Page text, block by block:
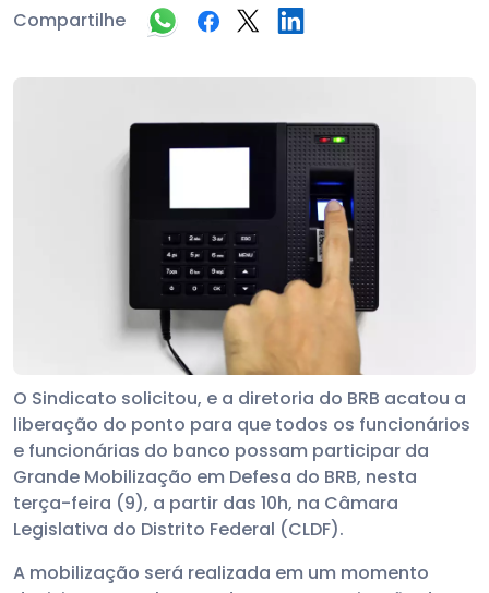
Compartilhe
O Sindicato solicitou, e a diretoria do BRB acatou a
liberação do ponto para que todos os funcionários
e funcionárias do banco possam participar da
Grande Mobilização em Defesa do BRB, nesta
terça-feira (9), a partir das 10h, na Câmara
Legislativa do Distrito Federal (CLDF).
A mobilização será realizada em um momento